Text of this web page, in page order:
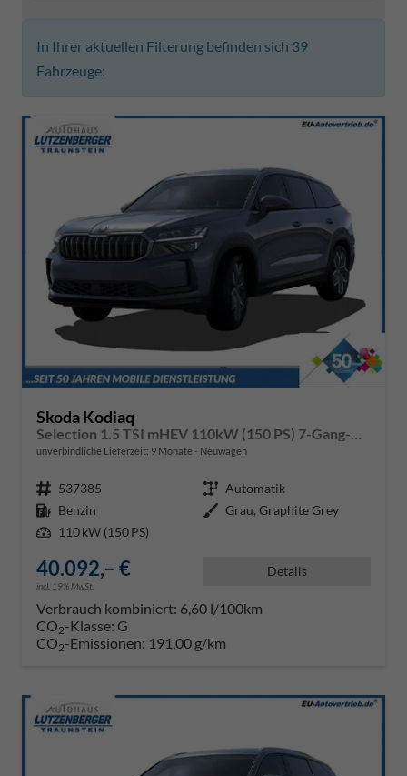
In Ihrer aktuellen Filterung befinden sich 39
Fahrzeuge:
Skoda Kodiaq
unverbindliche Lieferzeit: 9 Monate Neuwagen
Fahrzeugnr. 537385 Getriebe Automatik
Kraftstoff Benzin Außenfarbe Grau, Graphite Grey
Leistung 110 kW (150 PS)
40.092,– €
incl. 19% MwSt.
Details
Verbrauch kombiniert: 6,60 l/100km
CO2-Klasse: G
CO2-Emissionen: 191,00 g/km